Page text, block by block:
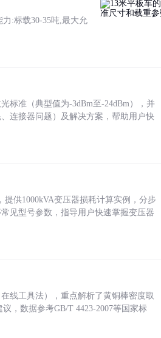
力:标载30-35吨,最大允
标准（典型值为-3dBm至-24dBm），并
连接器问题）及解决方案，帮助用户快
供1000kVA变压器损耗计算实例，分步
见型号参数，指导用户快速掌握变压器
线工具法），重点解析了黄铜棒密度取
，数据参考GB/T 4423-2007等国家标